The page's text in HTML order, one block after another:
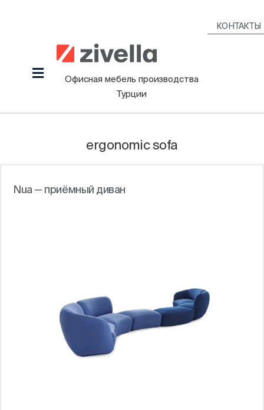
КОНТАКТЫ
Toggle
Продукция
Дизайнеры
Офисная мебель производства
Турции
ergonomic sofa
Nua — приёмный диван